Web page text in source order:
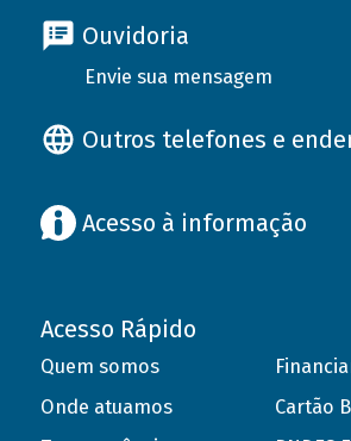
Ouvidoria
Envie sua mensagem
Outros telefones e
Acesso à informação
Acesso Rápido
Quem somos
Onde atuamos
Cartão